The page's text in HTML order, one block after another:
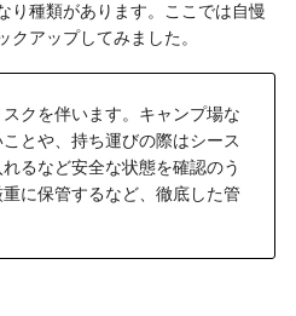
り種類があります。ここでは自慢
クアップしてみました。
クを伴います。キャンプ場な
とや、持ち運びの際はシース
るなど安全な状態を確認のう
に保管するなど、徹底した管